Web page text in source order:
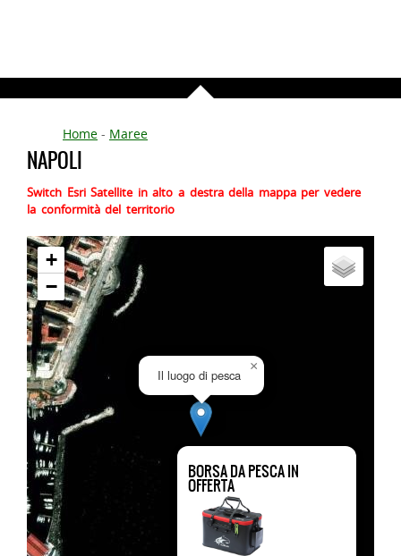
Home - Maree
NAPOLI
Switch Esri Satellite in alto a destra della mappa per vedere
la conformità del territorio
BORSA DA PESCA IN
OFFERTA
Il luogo di pesca
×
+
−